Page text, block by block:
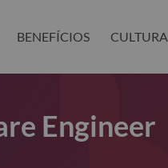
BENEFÍCIOS CULTURA
Engineer